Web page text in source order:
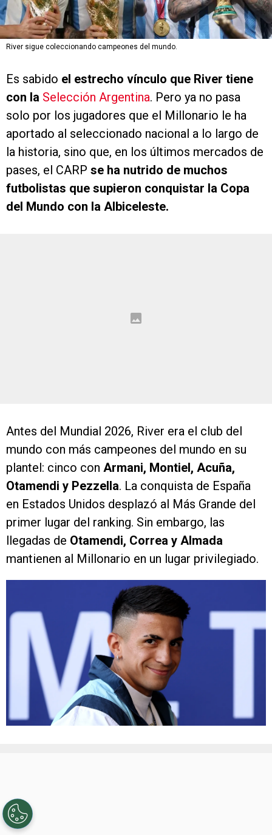
River sigue coleccionando campeones del mundo.
Es sabido el estrecho vínculo que River tiene
con la Selección Argentina. Pero ya no pasa
solo por los jugadores que el Millonario le ha
aportado al seleccionado nacional a lo largo de
la historia, sino que, en los últimos mercados de
pases, el CARP se ha nutrido de muchos
futbolistas que supieron conquistar la Copa
del Mundo con la Albiceleste.
Antes del Mundial 2026, River era el club del
mundo con más campeones del mundo en su
plantel: cinco con Armani, Montiel, Acuña,
Otamendi y Pezzella. La conquista de España
en Estados Unidos desplazó al Más Grande del
primer lugar del ranking. Sin embargo, las
llegadas de Otamendi, Correa y Almada
mantienen al Millonario en un lugar privilegiado.